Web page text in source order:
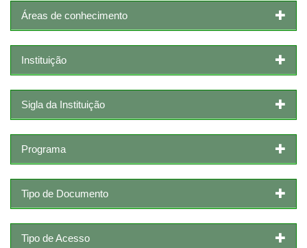
Áreas de conhecimento
Instituição
Sigla da Instituição
Programa
Tipo de Documento
Tipo de Acesso